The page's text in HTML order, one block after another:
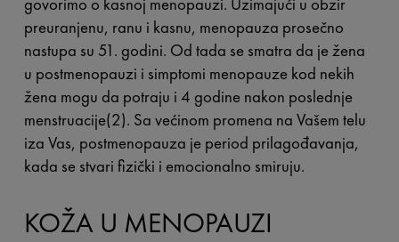
preuranjenu, ranu i kasnu, menopauza prosečno
nastupa su 51. godini. Od tada se smatra da je žena
u postmenopauzi i simptomi menopauze kod nekih
žena mogu da potraju i 4 godine nakon poslednje
menstruacije(2). Sa većinom promena na Vašem telu
iza Vas, postmenopauza je period prilagođavanja,
kada se stvari fizički i emocionalno smiruju.
KOŽA U MENOPAUZI